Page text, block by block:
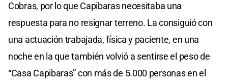
Cobras, por lo que Capibaras necesitaba una
respuesta para no resignar terreno. La consiguió con
una actuación trabajada, física y paciente, en una
noche en la que también volvió a sentirse el peso de
“Casa Capibaras” con más de 5.000 personas en el